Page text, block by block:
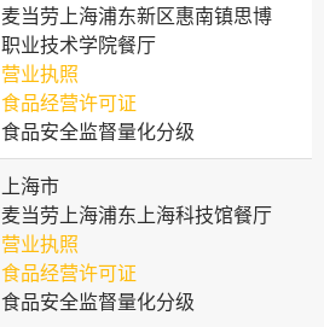
麦当劳上海浦东新区惠南镇思博
职业技术学院餐厅
营业执照
食品经营许可证
食品安全监督量化分级
上海市
麦当劳上海浦东上海科技馆餐厅
营业执照
食品经营许可证
食品安全监督量化分级